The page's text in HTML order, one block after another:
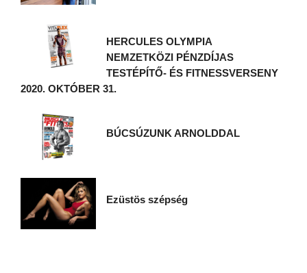
HERCULES OLYMPIA
NEMZETKÖZI PÉNZDÍJAS
TESTÉPÍTŐ- ÉS FITNESSVERSENY
2020. OKTÓBER 31.
BÚCSÚZUNK ARNOLDDAL
Ezüstös szépség